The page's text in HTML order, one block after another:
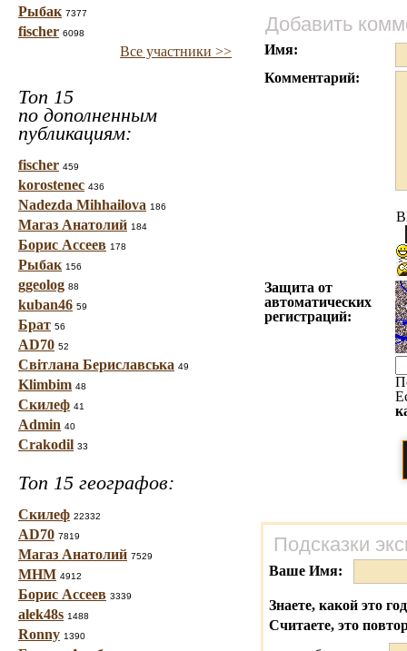
Рыбак 7377
fischer 6098
Все участники >>
Топ 15
по дополненным
публикациям:
fischer 459
korostenec 436
Nadezda Mihhailova 186
Магаз Анатолий 184
Борис Ассеев 178
Рыбак 156
ggeolog 88
kuban46 59
Брат 56
AD70 52
Світлана Бериславська 49
Klimbim 48
Скилеф 41
Admin 40
Crakodil 33
Топ 15 географов:
Скилеф 22332
AD70 7819
Магаз Анатолий 7529
МНМ 4912
Борис Ассеев 3339
alek48s 1488
Ronny 1390
Добавить
Имя:
Комментарий:
Защита от
автоматических
регистраций:
Подсказки
Ваше Имя:
Знаете, какой это
Считаете, это